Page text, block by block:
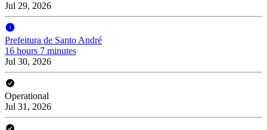
Jul 29, 2026
Prefeitura de Santo André
16 hours 7 minutes
Jul 30, 2026
Operational
Jul 31, 2026